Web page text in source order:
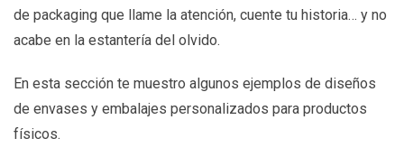
de packaging que llame la atención, cuente tu historia… y no
acabe en la estantería del olvido.
En esta sección te muestro algunos ejemplos de diseños
de envases y embalajes personalizados para productos
físicos.